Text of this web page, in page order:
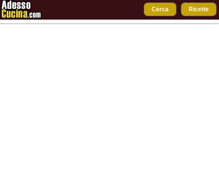
Cerca Ricette